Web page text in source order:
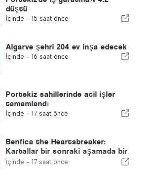
düştü
İçinde - 15 saat önce
Algarve şehri 204 ev inşa edecek
İçinde - 16 saat önce
Portekiz sahillerinde acil işler
tamamlandı
İçinde - 17 saat önce
Benfica the Heartsbreaker:
Kartallar bir sonraki aşamada bir
ayağıyla Edinburgh'a gidiyor
İçinde - 17 saat önce